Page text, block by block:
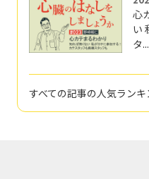
心
い
タ...
すべての記事の人気ラン